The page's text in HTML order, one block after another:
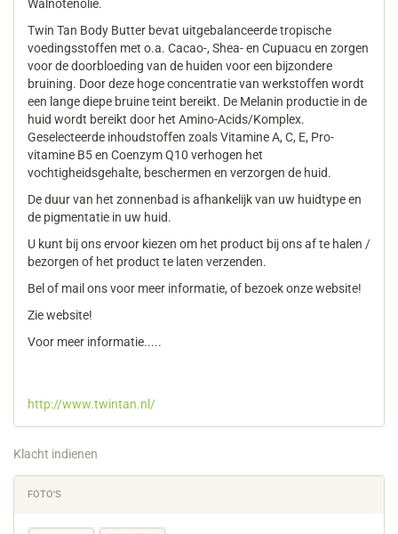
Walnotenolie.
Twin Tan Body Butter bevat uitgebalanceerde tropische
voedingsstoffen met o.a. Cacao-, Shea- en Cupuacu en zorgen
voor de doorbloeding van de huiden voor een bijzondere
bruining. Door deze hoge concentratie van werkstoffen wordt
een lange diepe bruine teint bereikt. De Melanin productie in de
huid wordt bereikt door het Amino-Acids/Komplex.
Geselecteerde inhoudstoffen zoals Vitamine A, C, E, Pro-
vitamine B5 en Coenzym Q10 verhogen het
vochtigheidsgehalte, beschermen en verzorgen de huid.
De duur van het zonnenbad is afhankelijk van uw huidtype en
de pigmentatie in uw huid.
U kunt bij ons ervoor kiezen om het product bij ons af te halen /
bezorgen of het product te laten verzenden.
Bel of mail ons voor meer informatie, of bezoek onze website!
Zie website!
Voor meer informatie.....
http://www.twintan.nl/
Klacht indienen
FOTO'S